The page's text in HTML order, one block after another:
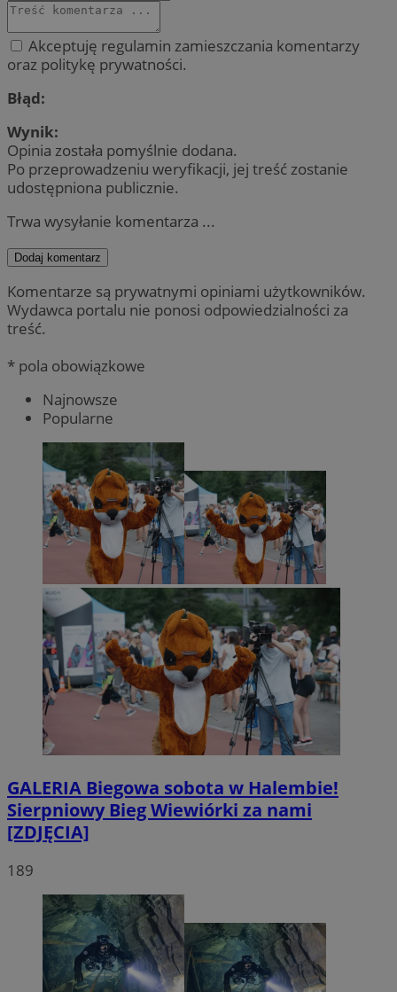
Akceptuję regulamin zamieszczania komentarzy
oraz politykę prywatności.
Błąd:
Wynik:
Opinia została pomyślnie dodana.
Po przeprowadzeniu weryfikacji, jej treść zostanie
udostępniona publicznie.
Trwa wysyłanie komentarza ...
Dodaj komentarz
Komentarze są prywatnymi opiniami użytkowników.
Wydawca portalu nie ponosi odpowiedzialności za
treść.
* pola obowiązkowe
Najnowsze
Popularne
GALERIA Biegowa sobota w Halembie!
Sierpniowy Bieg Wiewiórki za nami
[ZDJĘCIA]
189